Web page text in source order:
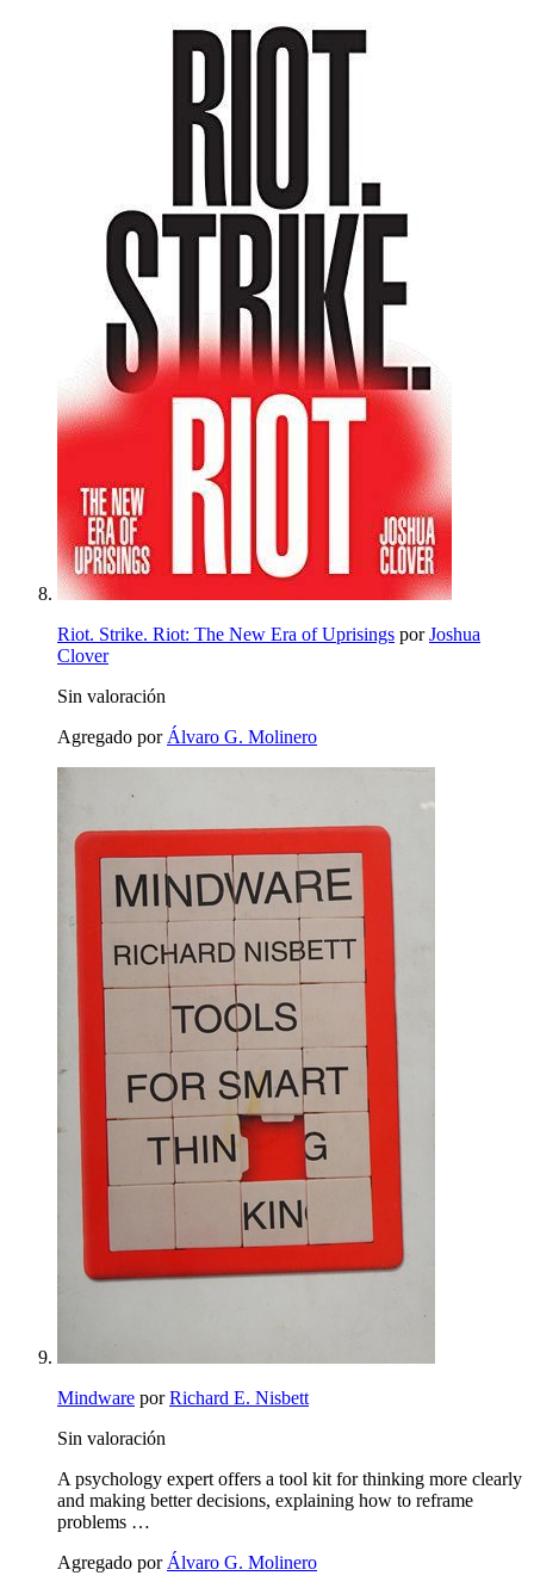
Riot. Strike. Riot: The New Era of Uprisings porJoshua
Clover
Sin valoración
Agregado por Álvaro G. Molinero
Mindware porRichard E. Nisbett
Sin valoración
A psychology expert offers a tool kit for thinking more clearly
and making better decisions, explaining how to reframe
problems …
Agregado por Álvaro G. Molinero